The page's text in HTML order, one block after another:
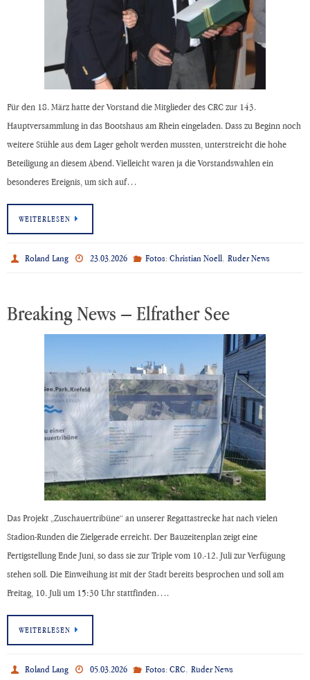
Für den 18. März hatte der Vorstand die Mitglieder des CRC zur 143.
Hauptversammlung in das Bootshaus am Rhein eingeladen. Dass zu Beginn noch
weitere Stühle aus dem Lager geholt werden mussten, unterstreicht die hohe
Beteiligung an diesem Abend. Vielleicht waren ja die Vorstandswahlen ein
besonderes Ereignis, um sich auf…
WEITERLESEN
Roland Lang 23.03.2026 Fotos: Christian Noell, Ruder News
Breaking News – Elfrather See
Das Projekt „Zuschauertribüne“ an unserer Regattastrecke hat nach vielen
Stadion-Runden die Zielgerade erreicht. Der Bauzeitenplan zeigt eine
Fertigstellung Ende Juni, so dass sie zur Triple vom 10.-12. Juli zur Verfügung
stehen soll. Die Einweihung ist mit der Stadt bereits besprochen und soll am
Freitag, 10. Juli um 15:30 Uhr stattfinden….
WEITERLESEN
Roland Lang 05.03.2026 Fotos: CRC, Ruder News